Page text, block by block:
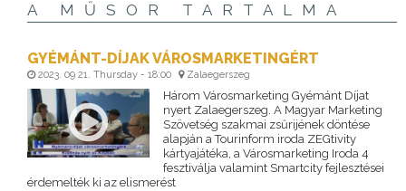
A MŰSOR TARTALMA
GYÉMÁNT-DÍJAK VÁROSMARKETINGÉRT
2023. 09 21. Thursday - 18:00 Zalaegerszeg
Három Városmarketing Gyémánt Díjat
nyert Zalaegerszeg. A Magyar Marketing
Szövetség szakmai zsűrijének döntése
alapján a Tourinform iroda ZEGtivity
kártyajátéka, a Városmarketing Iroda 4
fesztiválja valamint Smartcity fejlesztései
érdemelték ki az elismerést